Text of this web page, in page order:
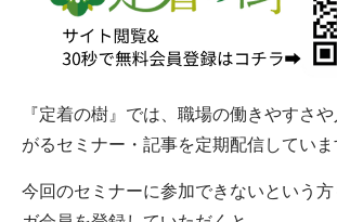
『定着の樹』では、職場の働きやすさ
がるセミナー・記事を定期配信していま
今回のセミナーに参加できないという